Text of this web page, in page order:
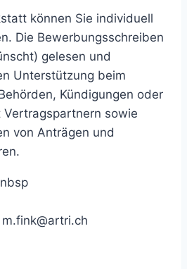
können Sie individuell
Die Bewerbungsschreiben
gelesen und
Unterstützung beim
Kündigungen oder
Vertragspartnern sowie
von Anträgen und